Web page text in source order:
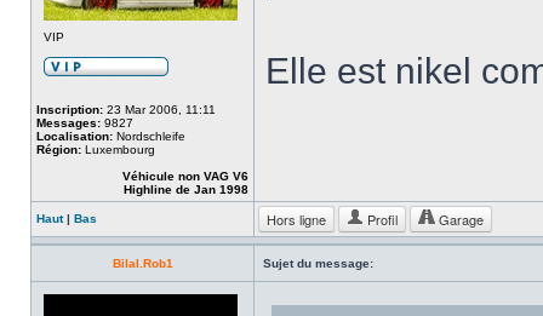
VIP
Inscription: 23 Mar 2006, 11:11
Messages: 9827
Localisation: Nordschleife
Région: Luxembourg
Véhicule non VAG V6
Highline de Jan 1998
Elle est nikel
Haut| Bas Hors ligne Profil Garage
Bilal.Rob1 Sujet du message: